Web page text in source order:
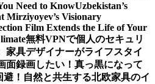
Need to KnowUzbekistan’s
Mirziyoyev’s Visionary
Film Extends the Life of Your
無料VPNで個人のセキュリ
家具デザイナーがライフスタイ
面録画したい！真っ黒になって
！ 自然と共生する北欧家具のイ